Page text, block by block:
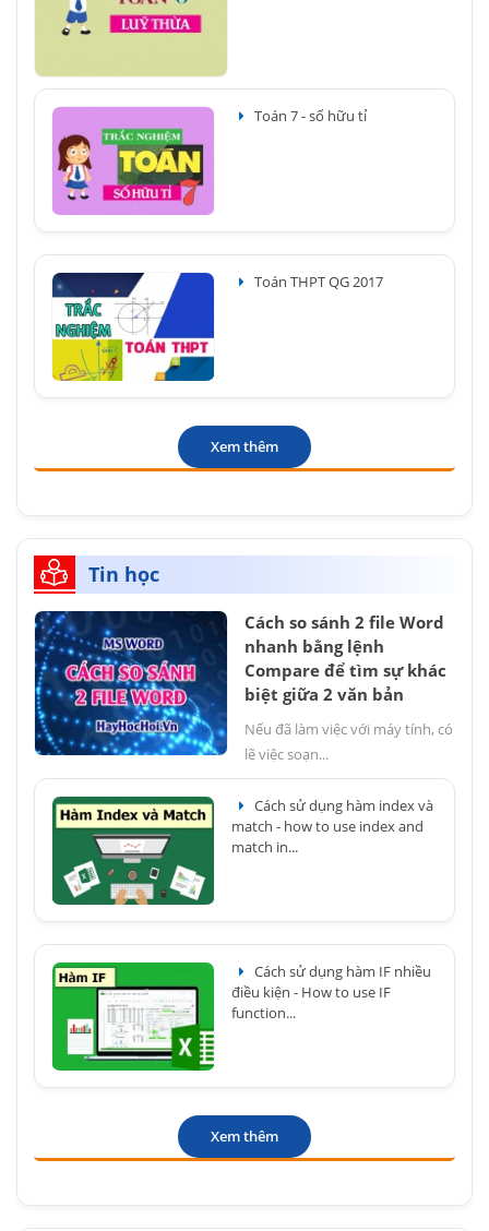
Toán 7 - số hữu tỉ
Toán THPT QG 2017
Xem thêm
Tin học
Cách so sánh 2 file Word
nhanh bằng lệnh
Compare để tìm sự khác
biệt giữa 2 văn bản
Nếu đã làm việc với máy tính, có
lẽ việc soạn...
Cách sử dụng hàm index và
match - how to use index and
match in...
Cách sử dụng hàm IF nhiều
điều kiện - How to use IF
function...
Xem thêm